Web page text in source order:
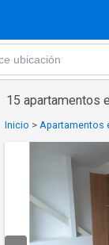
15 apartamentos
Inicio > Apartamentos